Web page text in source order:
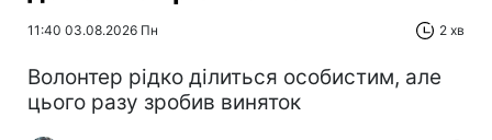
11:40 03.08.2026 Пн 2 хв
Волонтер рідко ділиться особистим, але
цього разу зробив виняток